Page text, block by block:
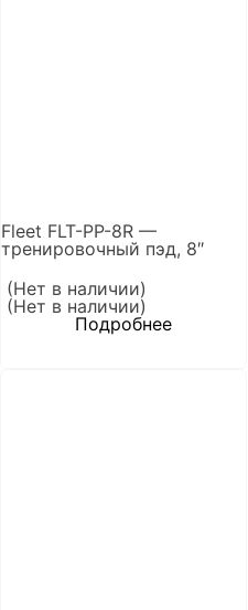
Fleet FLT-PP-8R —
тренировочный пэд, 8″
(Нет в наличии)
(Нет в наличии)
Подробнее